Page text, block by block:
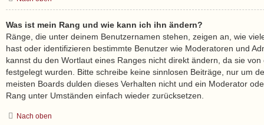
Was ist mein Rang und wie kann ich ihn ändern?
Ränge, die unter deinem Benutzernamen stehen, zeigen an, wie
hast oder identifizieren bestimmte Benutzer wie Moderatoren und
kannst du den Wortlaut eines Ranges nicht direkt ändern, da sie
festgelegt wurden. Bitte schreibe keine sinnlosen Beiträge, nur um
meisten Boards dulden dieses Verhalten nicht und ein Moderator
Rang unter Umständen einfach wieder zurücksetzen.
Nach oben